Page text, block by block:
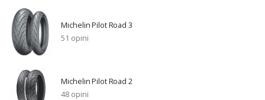
Michelin Pilot Road 3
51 opini
Michelin Pilot Road 2
48 opini